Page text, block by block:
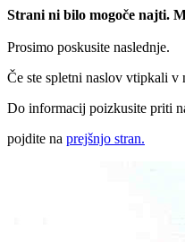
Strani ni bilo mogoče najti.
Prosimo poskusite naslednje.
Če ste spletni naslov vtipkali
Do informacij poizkusite priti
pojdite na prejšnjo stran.